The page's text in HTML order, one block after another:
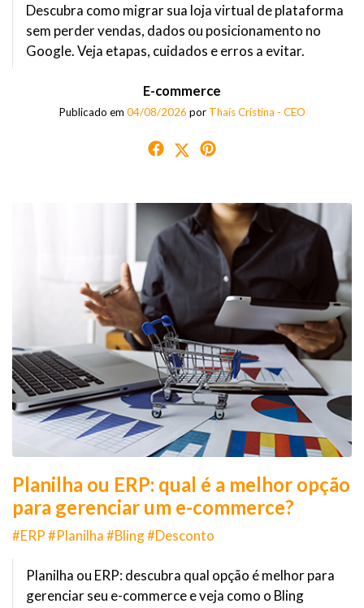
Descubra como migrar sua loja virtual de plataforma
sem perder vendas, dados ou posicionamento no
Google. Veja etapas, cuidados e erros a evitar.
E-commerce
Publicado em 04/08/2026 por Thaís Cristina - CEO
Planilha ou ERP: qual é a melhor opção
para gerenciar um e-commerce?
#ERP #Planilha #Bling #Desconto
Planilha ou ERP: descubra qual opção é melhor para
gerenciar seu e-commerce e veja como o Bling